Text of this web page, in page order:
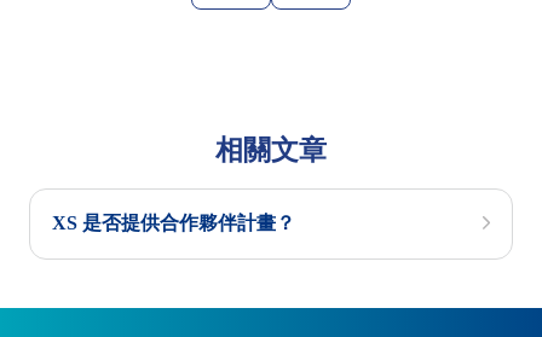
相關文章
XS 是否提供合作夥伴計畫？